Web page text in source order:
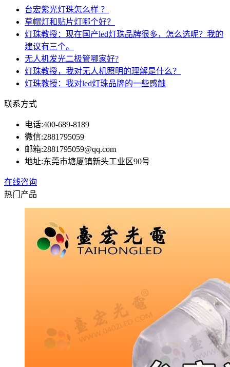
台宏紫光灯珠怎么样 ？
草帽灯和贴片灯哪个好？
灯珠教授：现在国产led灯珠品牌很多，怎么选呢？我的
建议有三个。
无人机发光二极管哪家好?
灯珠教授，我对无人机照明的理解是什么？
灯珠教授：我对led灯珠品牌的一些感触
联系方式
电话:400-689-8189
微信:2881795059
邮箱:2881795059@qq.com
地址:东莞市塘厦镇新头工业区90号
在线咨询
热门产品